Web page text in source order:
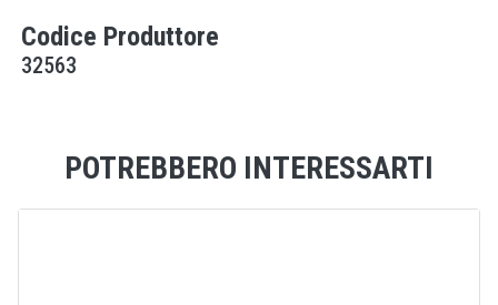
Codice Produttore
32563
POTREBBERO INTERESSARTI